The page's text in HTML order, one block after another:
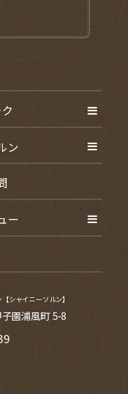
ン
ー
シャイニーソルン】
園浦風町 5-8